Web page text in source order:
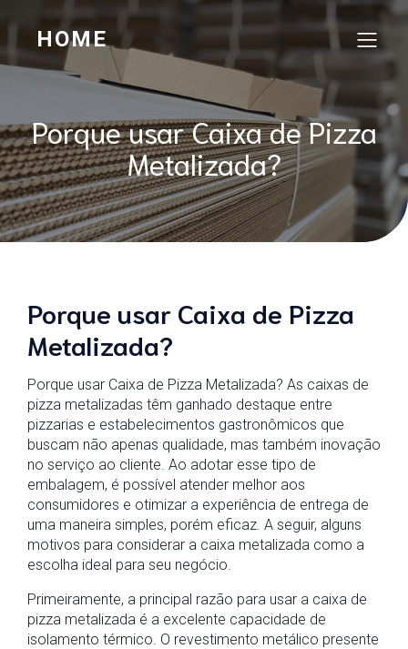
HOME
Porque usar Caixa de Pizza
Metalizada?
Porque usar Caixa de Pizza
Metalizada?
Porque usar Caixa de Pizza Metalizada? As caixas de
pizza metalizadas têm ganhado destaque entre
pizzarias e estabelecimentos gastronômicos que
buscam não apenas qualidade, mas também inovação
no serviço ao cliente. Ao adotar esse tipo de
embalagem, é possível atender melhor aos
consumidores e otimizar a experiência de entrega de
uma maneira simples, porém eficaz. A seguir, alguns
motivos para considerar a caixa metalizada como a
escolha ideal para seu negócio.
Primeiramente, a principal razão para usar a caixa de
pizza metalizada é a excelente capacidade de
isolamento térmico. O revestimento metálico presente